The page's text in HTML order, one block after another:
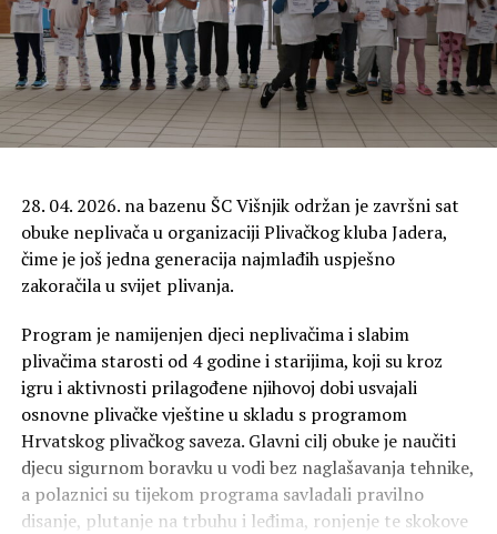
28. 04. 2026. na bazenu ŠC Višnjik održan je završni sat
obuke neplivača u organizaciji Plivačkog kluba Jadera,
čime je još jedna generacija najmlađih uspješno
zakoračila u svijet plivanja.
Program je namijenjen djeci neplivačima i slabim
plivačima starosti od 4 godine i starijima, koji su kroz
igru i aktivnosti prilagođene njihovoj dobi usvajali
osnovne plivačke vještine u skladu s programom
Hrvatskog plivačkog saveza. Glavni cilj obuke je naučiti
djecu sigurnom boravku u vodi bez naglašavanja tehnike,
a polaznici su tijekom programa savladali pravilno
disanje, plutanje na trbuhu i leđima, ronjenje te skokove